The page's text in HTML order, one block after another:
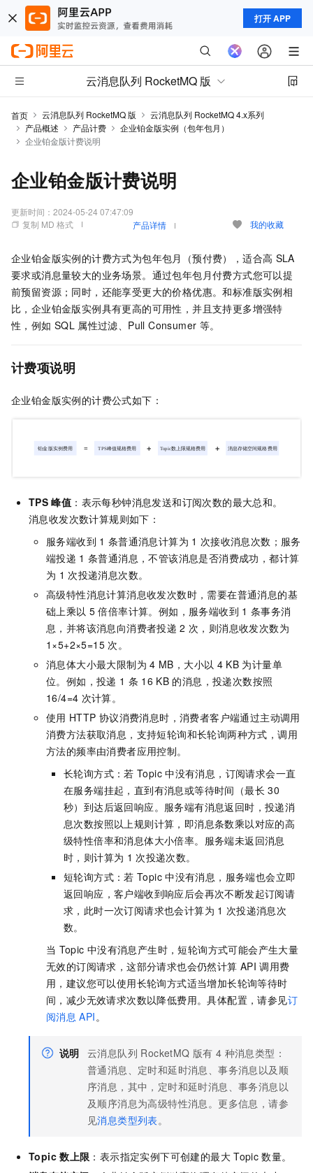
打开 APP
云消息队列 RocketMQ 版
首页 云消息队列 RocketMQ 版
云消息队列 RocketMQ 4.x系列
产品概述
产品计费
企业铂金版实例（包年包月）
企业铂金版计费说明
企业铂金版计费说明
更新时间： 2024-05-24 07:47:09
复制 MD 格式
产品详情 我的收藏
企业铂金版实例的计费方式为包年包月（预付费），适合高 SLA
要求或消息量较大的业务场景。通过包年包月付费方式您可以提
前预留资源；同时，还能享受更大的价格优惠。和标准版实例相
比，企业铂金版实例具有更高的可用性，并且支持更多增强特
性，例如 SQL 属性过滤、Pull Consumer 等。
计费项说明
企业铂金版实例的计费公式如下：
TPS 峰值 ：表示每秒钟消息发送和订阅次数的最大总和。
消息收发次数计算规则如下：
服务端收到 1 条普通消息计算为 1 次接收消息次数；服务
端投递 1 条普通消息，不管该消息是否消费成功，都计算
为 1 次投递消息次数。
高级特性消息计算消息收发次数时，需要在普通消息的基
础上乘以 5 倍倍率计算。例如，服务端收到 1 条事务消
息，并将该消息向消费者投递 2 次，则消息收发次数为
1×5+2×5=15 次。
消息体大小最大限制为 4 MB，大小以 4 KB 为计量单
位。例如，投递 1 条 16 KB 的消息，投递次数按照
16/4=4 次计算。
使用 HTTP 协议消费消息时，消费者客户端通过主动调用
消费方法获取消息，支持短轮询和长轮询两种方式，调用
方法的频率由消费者应用控制。
长轮询方式：若 Topic 中没有消息，订阅请求会一直
在服务端挂起，直到有消息或等待时间（最长 30
秒）到达后返回响应。服务端有消息返回时，投递消
息次数按照以上规则计算，即消息条数乘以对应的高
级特性倍率和消息体大小倍率。服务端未返回消息
时，则计算为 1 次投递次数。
短轮询方式：若 Topic 中没有消息，服务端也会立即
返回响应，客户端收到响应后会再次不断发起订阅请
求，此时一次订阅请求也会计算为 1 次投递消息次
数。
当 Topic 中没有消息产生时，短轮询方式可能会产生大量
无效的订阅请求，这部分请求也会仍然计算 API 调用费
用，建议您可以使用长轮询方式适当增加长轮询等待时
间，减少无效请求次数以降低费用。具体配置，请参见订
阅消息 API 。
说明 云消息队列 RocketMQ 版有 4 种消息类型：
普通消息、定时和延时消息、事务消息以及顺
序消息，其中，定时和延时消息、事务消息以
及顺序消息为高级特性消息。更多信息，请参
见消息类型列表 。
Topic 数上限 ：表示指定实例下可创建的最大 Topic 数量。